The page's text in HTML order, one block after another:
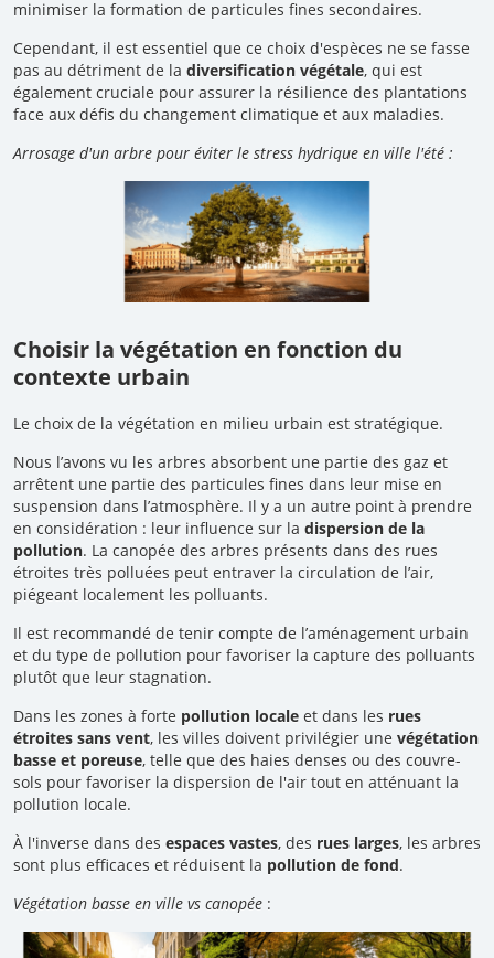
minimiser la formation de particules fines secondaires.
Cependant, il est essentiel que ce choix d'espèces ne se fasse
pas au détriment de la diversification végétale, qui est
également cruciale pour assurer la résilience des plantations
face aux défis du changement climatique et aux maladies.
Arrosage d'un arbre pour éviter le stress hydrique en ville l'été :
Choisir la végétation en fonction du
contexte urbain
Le choix de la végétation en milieu urbain est stratégique.
Nous l’avons vu les arbres absorbent une partie des gaz et
arrêtent une partie des particules fines dans leur mise en
suspension dans l’atmosphère. Il y a un autre point à prendre
en considération : leur influence sur la dispersion de la
pollution. La canopée des arbres présents dans des rues
étroites très polluées peut entraver la circulation de l’air,
piégeant localement les polluants.
Il est recommandé de tenir compte de l’aménagement urbain
et du type de pollution pour favoriser la capture des polluants
plutôt que leur stagnation.
Dans les zones à forte pollution locale et dans les rues
étroites sans vent, les villes doivent privilégier une végétation
basse et poreuse, telle que des haies denses ou des couvre-
sols pour favoriser la dispersion de l'air tout en atténuant la
pollution locale.
À l'inverse dans des espaces vastes, des rues larges, les arbres
sont plus efficaces et réduisent la pollution de fond.
Végétation basse en ville vs canopée :